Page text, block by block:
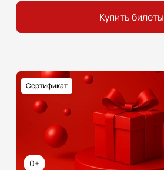
Купить билеты
0+
Сертификат